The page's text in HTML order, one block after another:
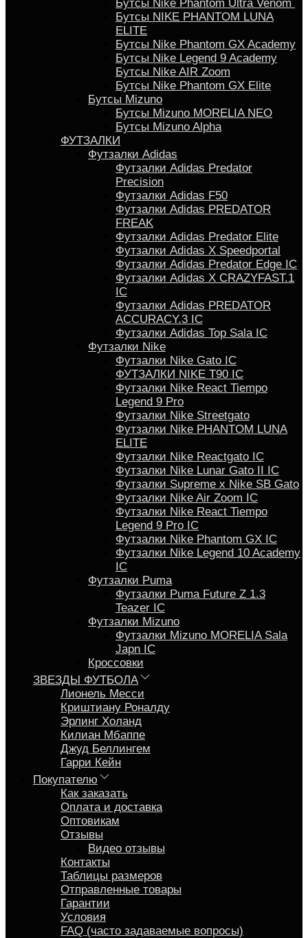
Бутсы Nike Phantom Ultra Venom
Бутсы NIKE PHANTOM LUNA
ELITE
Бутсы Nike Phantom GX Academy
Бутсы Nike Legend 9 Academy
Бутсы Nike AIR Zoom
Бутсы Nike Phantom GX Elite
Бутсы Mizuno
Бутсы Mizuno MORELIA NEO
Бутсы Mizuno Alpha
ФУТЗАЛКИ
Футзалки Adidas
Футзалки Adidas Predator
Precision
Футзалки Adidas F50
Футзалки Adidas PREDATOR
FREAK
Футзалки Adidas Predator Elite
Футзалки Аdidas X Speedportal
Футзалки Adidas Predator Edge IC
Футзалки Adidas X CRAZYFAST.1
IC
Футзалки Adidas PREDATOR
ACCURACY.3 IC
Футзалки Аdidas Top Sala IC
Футзалки Nike
Футзалки Nike Gato IC
ФУТЗАЛКИ NIKE T90 IC
Футзалки Nike React Tiempo
Legend 9 Pro
Футзалки Nike Streetgato
Футзалки Nike PHANTOM LUNA
ELITE
Футзалки Nike Reactgato IC
Футзалки Nike Lunar Gato II IC
Футзалки Supreme x Nike SB Gato
Футзалки Nike Air Zoom IC
Футзалки Nike React Tiempo
Legend 9 Pro IC
Футзалки Nike Phantom GX IC
Футзалки Nike Legend 10 Academy
IC
Футзалки Puma
Футзалки Puma Future Z 1.3
Teazer IC
Футзалки Mizuno
Футзалки Mizuno MORELIA Sala
Japn IC
Кроссовки
ЗВЕЗДЫ ФУТБОЛА
Лионель Месси
Криштиану Роналду
Эрлинг Холанд
Килиан Мбаппе
Джуд Беллингем
Гарри Кейн
Покупателю
Как заказать
Оплата и доставка
Оптовикам
Отзывы
Видео отзывы
Контакты
Таблицы размеров
Отправленные товары
Гарантии
Условия
FAQ (часто задаваемые вопросы)